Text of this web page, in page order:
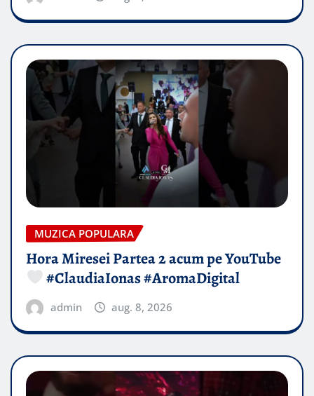
MUZICA POPULARA
Hora Miresei Partea 2 acum pe YouTube
#ClaudiaIonas #AromaDigital
admin aug. 8, 2026